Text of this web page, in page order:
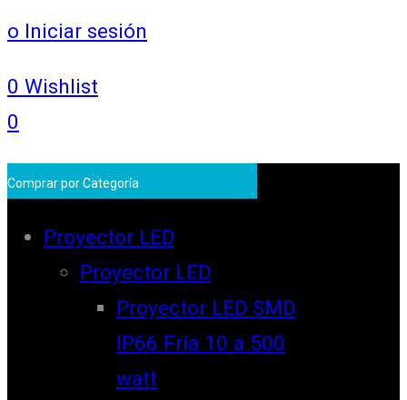
o Iniciar sesión
0 Wishlist
0
Comprar por Categoría
Proyector LED
Proyector LED
Proyector LED SMD
IP66 Fría 10 a 500
watt